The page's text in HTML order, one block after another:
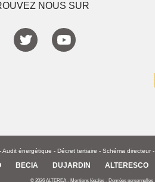
NOUS SUR
-Audit énergétique - Décret tertiaire - Schéma directeur -
BECIA DUJARDIN ALTERESCO
© 2026 ALTEREA - Mentions légales - Données personnelles